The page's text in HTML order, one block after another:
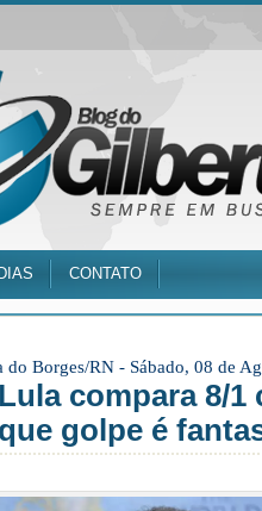
CONTATO
do Borges/RN - Sábado, 08 de
compara 8/1
golpe é